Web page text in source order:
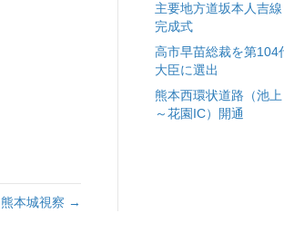
熊本城視察 →
主要地方道坂本人吉
完成式
高市早苗総裁を第104
大臣に選出
熊本西環状道路（池
～花園IC）開通